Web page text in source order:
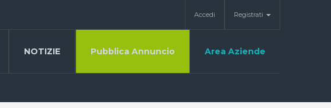
Accedi Registrati
NOTIZIE Pubblica Annuncio Area Aziende